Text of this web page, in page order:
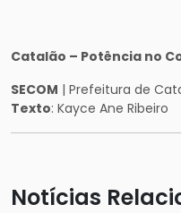
Catalão – Potência no
SECOM | Prefeitura de
Texto: Kayce Ane Ribeiro
Notícias